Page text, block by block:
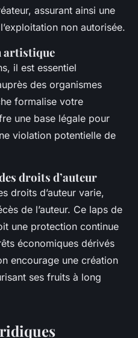
assurant ainsi une
non autorisée.
artistique
il est essentiel
des organismes
formalise votre
une base légale pour
violation potentielle de
droits d’auteur
droits d’auteur varie,
de l’auteur. Ce laps de
une protection continue
économiques dérivés
encourage une création
ses fruits à long